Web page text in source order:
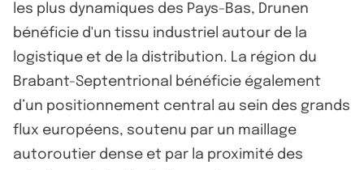
les plus dynamiques des Pays-Bas, Drunen
bénéficie d'un tissu industriel autour de la
logistique et de la distribution. La région du
Brabant-Septentrional bénéficie également
d’un positionnement central au sein des grands
flux européens, soutenu par un maillage
autoroutier dense et par la proximité des